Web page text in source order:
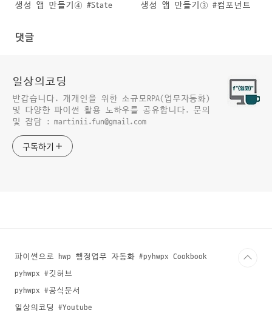
생성 앱 만들기④ #State
생성 앱 만들기③ #컴포넌트
댓글
일상의코딩
반갑습니다. 개개인을 위한 소규모RPA(업무자동화)
및 다양한 파이썬 활용 노하우를 공유합니다. 문의
및 잡담 : martinii.fun@gmail.com
구독하기
파이썬으로 hwp 행정업무 자동화 #pyhwpx Cookbook
pyhwpx #깃허브
pyhwpx #공식문서
일상의코딩 #Youtube